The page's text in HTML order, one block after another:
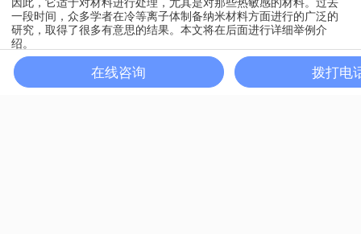
因此，它适于对材料进行处理，尤其是对那些热敏感的材料。过去
一段时间，众多学者在冷等离子体制备纳米材料方面进行的广泛的
研究，取得了很多有意思的结果。本文将在后面进行详细举例介
绍。
图2展示了产生冷等离子的三种常见的设备类型，它们分别是：
（1）介电阻挡放电等离子体；（2）微波等离子体；（3）射频等离
在线咨询 拨打电